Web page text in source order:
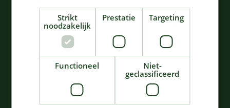
Gardena
Gardena
Strikt
noodzakelijk
Prestatie Targeting
Functioneel
Niet-
geclassificeerd